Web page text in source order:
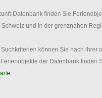
Datenbank finden Sie
Schweiz und in der grenznahen
Suchkriterien können Sie nach Ihrer
der Datenbank finden
.